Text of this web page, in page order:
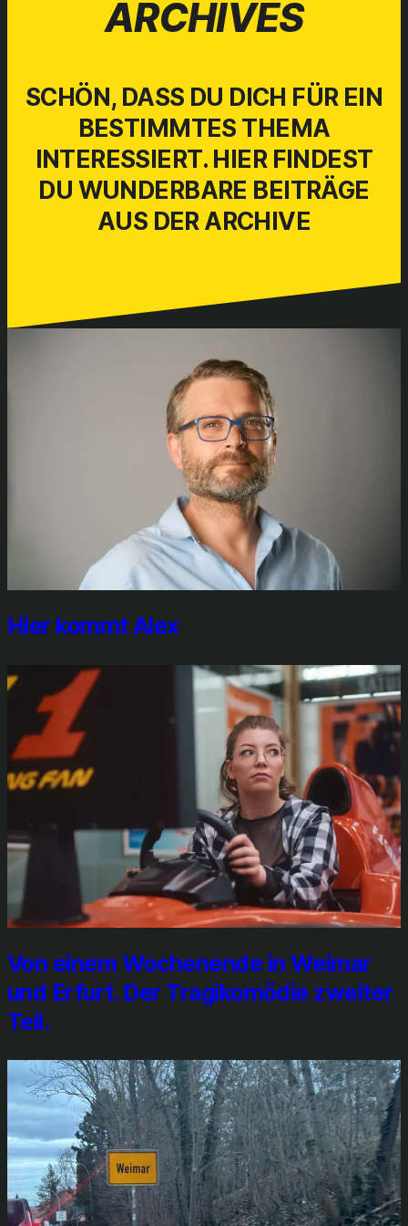
ARCHIVES
SCHÖN, DASS DU DICH FÜR EIN
BESTIMMTES THEMA
INTERESSIERT. HIER FINDEST
DU WUNDERBARE BEITRÄGE
AUS DER ARCHIVE
Hier kommt Alex
Von einem Wochen­en­de in Wei­mar
und Erfurt. Der Tra­gi­ko­mö­die zwei­ter
Teil.